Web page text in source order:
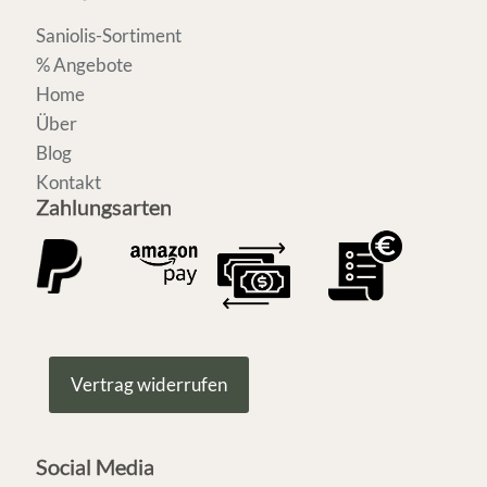
Saniolis-Sortiment
% Angebote
Home
Über
Blog
Kontakt
Zahlungsarten
Vertrag widerrufen
Social Media